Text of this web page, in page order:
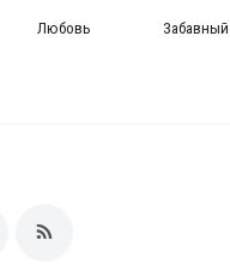
Любовь Забавный